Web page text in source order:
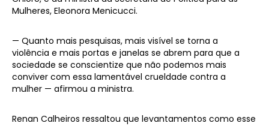
Mulheres, Eleonora Menicucci.
— Quanto mais pesquisas, mais visível se torna a
violência e mais portas e janelas se abrem para que a
sociedade se conscientize que não podemos mais
conviver com essa lamentável crueldade contra a
mulher — afirmou a ministra.
Renan Calheiros ressaltou que levantamentos como esse